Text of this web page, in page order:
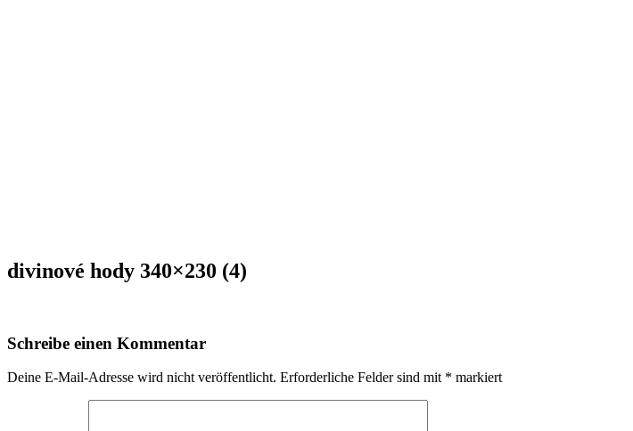
divinové hody 340×230 (4)
Schreibe einen Kommentar
Deine E-Mail-Adresse wird nicht veröffentlicht. Erforderliche Felder sind mit * markiert